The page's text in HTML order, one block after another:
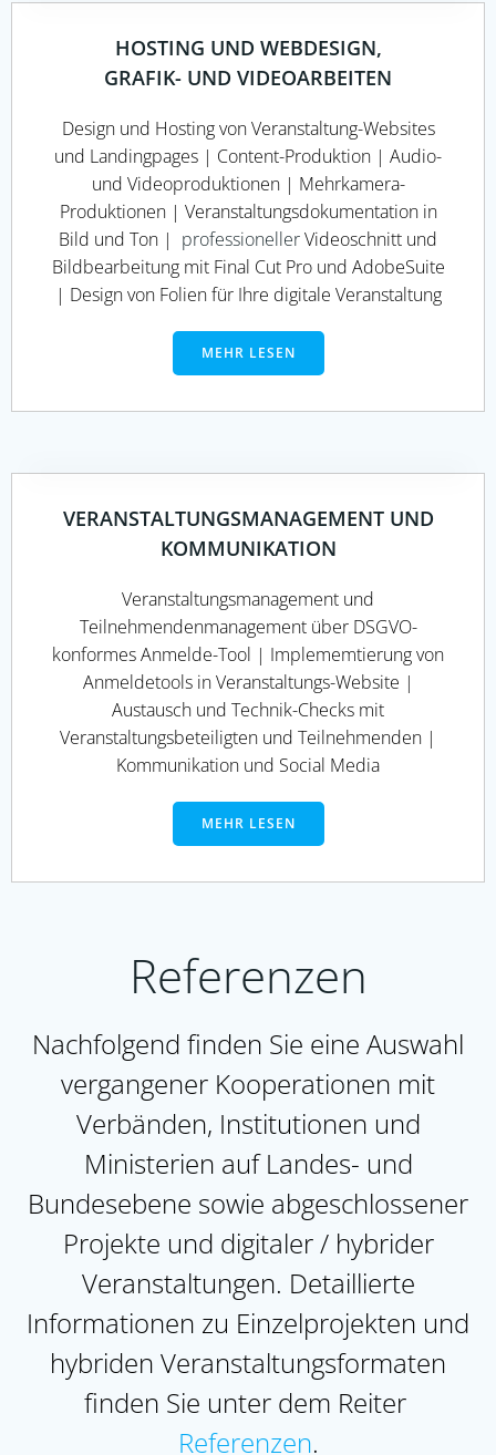
HOSTING UND WEBDESIGN,
GRAFIK- UND VIDEOARBEITEN
Design und Hosting von Veranstaltung-Websites
und Landingpages | Content-Produktion | Audio-
und Videoproduktionen | Mehrkamera-
Produktionen | Veranstaltungsdokumentation in
Bild und Ton | professionellerVideoschnitt und
Bildbearbeitung mit Final Cut Pro und AdobeSuite
| Design von Folien für Ihre digitale Veranstaltung
MEHR LESEN
VERANSTALTUNGSMANAGEMENT UND
KOMMUNIKATION
Veranstaltungsmanagement und
Teilnehmendenmanagement über DSGVO-
konformes Anmelde-Tool | Implememtierung von
Anmeldetools in Veranstaltungs-Website |
Austausch und Technik-Checks mit
Veranstaltungsbeteiligten und Teilnehmenden |
Kommunikation und Social Media
MEHR LESEN
Referenzen
Nachfolgend finden Sie eine Auswahl
vergangener Kooperationen mit
Verbänden, Institutionen und
Ministerien auf Landes- und
Bundesebene sowie abgeschlossener
Projekte und digitaler / hybrider
Veranstaltungen. Detaillierte
Informationen zu Einzelprojekten und
hybriden Veranstaltungsformaten
finden Sie unter dem Reiter
Referenzen.